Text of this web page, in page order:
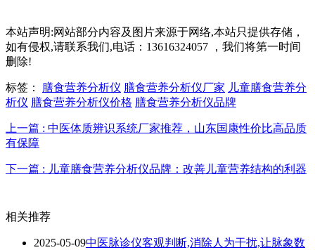
本站声明:网站部分内容及图片来源于网络,本站只提供存储，
如有侵权,请联系我们,电话：13616324057 ，我们将第一时间
删除!
标签： 膳食营养分析仪 膳食营养分析仪厂家 儿童膳食营养分
析仪 膳食营养分析仪价格 膳食营养分析仪品牌
上一篇 : 中医体质辨识系统厂家推荐，山东国康性价比高品质
有保障
下一篇 : 儿童膳食营养分析仪品牌：改善儿童营养结构的利器
相关推荐
2025-05-09中医脉诊仪客观判断,消除人为干扰,让脉象数